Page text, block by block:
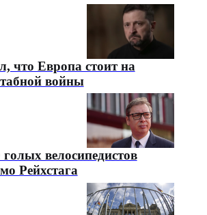
что Европа стоит на
войны
велосипедистов
Рейхстага